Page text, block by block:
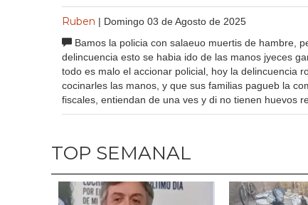
Ruben | Domingo 03 de Agosto de 2025
Bamos la policia con salaeuo muertis de hambre,
delincuencia esto se habia ido de las manos jyeces
todo es malo el accionar policial, hoy la delincuencia
cocinarles las manos, y que sus familias pagueb la
fiscales, entiendan de una ves y di no tienen huevos
TOP SEMANAL